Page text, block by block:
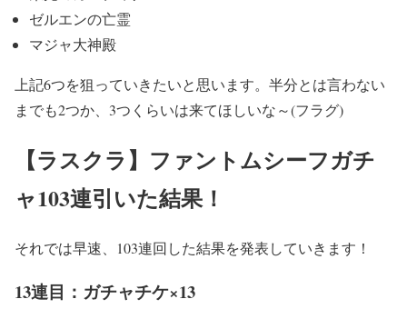
ゼルエンの亡霊
マジャ大神殿
上記6つを狙っていきたいと思います。半分とは言わない
までも2つか、3つくらいは来てほしいな～(フラグ)
【ラスクラ】ファントムシーフガチ
ャ103連引いた結果！
それでは早速、103連回した結果を発表していきます！
13連目：ガチャチケ×13